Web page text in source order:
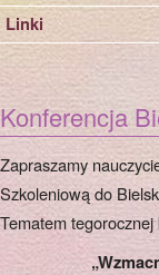
Linki
Konferencja
Zapraszamy
Szkoleniową do
Tematem